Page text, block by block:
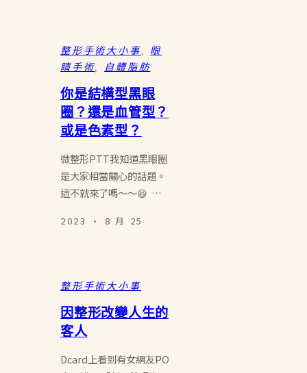
整形手術大小事
眼
睛手術
自體脂肪
你是結構型黑眼
圈？還是血管型？
或是色素型？
微整形PTT我知道黑眼圈
是大家相當關心的話題。
這不就來了嗎～～😆 …
2023 · 8 月 25
整形手術大小事
因整形改變人生的
客人
Dcard上看到有女網友PO